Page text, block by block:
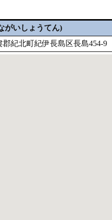
がいしょうてん)
郡紀北町紀伊長島区長島454-9